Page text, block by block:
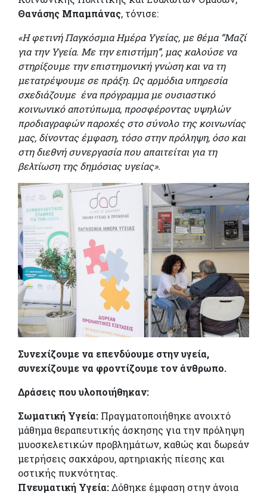
Θανάσης Μπαμπάνας, τόνισε:
«Η φετινή Παγκόσμια Ημέρα Υγείας, με θέμα “Μαζί
για την Υγεία. Με την επιστήμη”, μας καλούσε να
στηρίξουμε την επιστημονική γνώση και να τη
μετατρέψουμε σε πράξη. Ως αρμόδια υπηρεσία
σχεδιάζουμε ένα πρόγραμμα με ουσιαστικό
κοινωνικό αποτύπωμα, προσφέροντας υψηλών
προδιαγραφών παροχές στο σύνολο της κοινωνίας
μας, δίνοντας έμφαση, τόσο στην πρόληψη, όσο και
στη διεθνή συνεργασία που απαιτείται για τη
βελτίωση της δημόσιας υγείας».
Συνεχίζουμε να επενδύουμε στην υγεία,
συνεχίζουμε να φροντίζουμε τον άνθρωπο.
Δράσεις που υλοποιήθηκαν:
Σωματική Υγεία: Πραγματοποιήθηκε ανοιχτό
μάθημα θεραπευτικής άσκησης για την πρόληψη
μυοσκελετικών προβλημάτων, καθώς και δωρεάν
μετρήσεις σακχάρου, αρτηριακής πίεσης και
οστικής πυκνότητας.
Πνευματική Υγεία:Δόθηκε έμφαση στην άνοια